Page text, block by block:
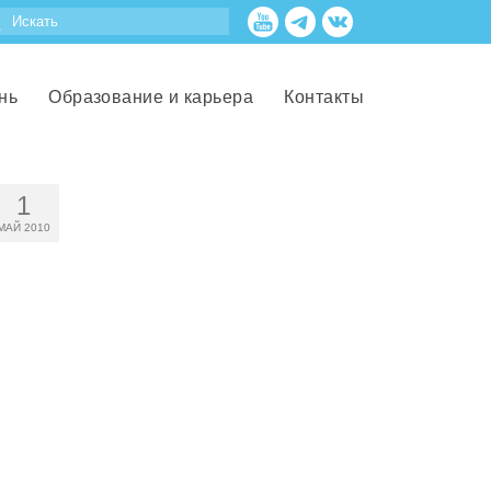
Образование и карьера Контакты
1
2010